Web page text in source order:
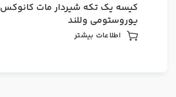
کیسه یک تکه شیردار مات کانوکس
یوروستومی وللند
اطلاعات بیشتر